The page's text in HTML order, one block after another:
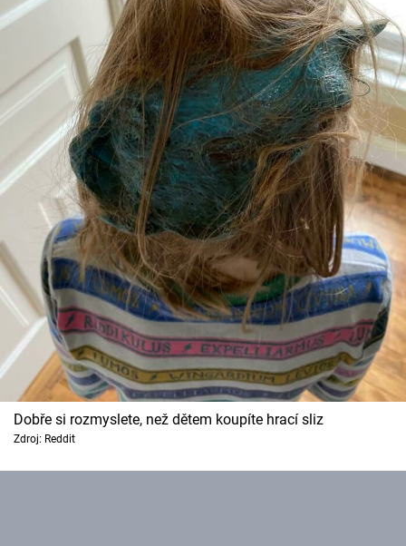
Dobře si rozmyslete, než dětem koupíte hrací sliz
Zdroj: Reddit